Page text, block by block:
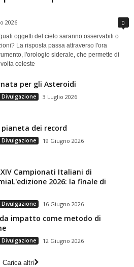
2026 0
oggetti del cielo saranno osservabili o
La risposta passa attraverso l'ora
l'orologio siderale, che permette di
celeste
per gli Asteroidi
Divulgazione 3 Luglio 2026
dei record
Divulgazione 19 Giugno 2026
Campionati Italiani di
2026: la finale di
Divulgazione 16 Giugno 2026
impatto come metodo di
Divulgazione 12 Giugno 2026
Carica altri